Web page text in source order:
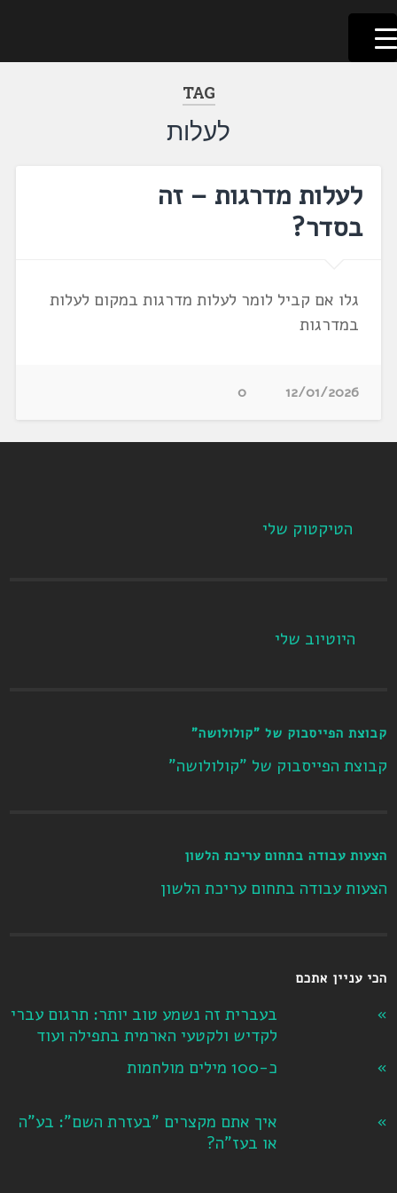
דלג
לתוכן
לשוניאדה
עברית. לשון. שפה
TAG
לעלות
לעלות מדרגות – זה
בסדר?
גלו אם קביל לומר לעלות מדרגות במקום לעלות
במדרגות
12/01/2026
0
הטיקטוק שלי
היוטיוב שלי
קבוצת הפייסבוק של "קולולושה"
קבוצת הפייסבוק של "קולולושה"
הצעות עבודה בתחום עריכת הלשון
הצעות עבודה בתחום עריכת הלשון
הכי עניין אתכם
בעברית זה נשמע טוב יותר: תרגום עברי
לקדיש ולקטעי הארמית בתפילה ועוד
כ-100 מילים מולחמות
איך אתם מקצרים "בעזרת השם": בע"ה
או בעז"ה?